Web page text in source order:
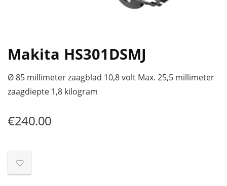
Makita HS301DSMJ
Ø 85 millimeter zaagblad 10,8 volt Max. 25,5 millimeter
zaagdiepte 1,8 kilogram
€240.00